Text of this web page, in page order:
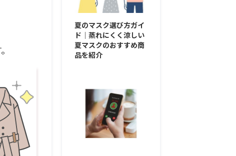
夏のマスク選び方ガイ
ド｜蒸れにくく涼しい
夏マスクのおすすめ商
品を紹介